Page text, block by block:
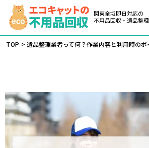
関東全域即日対応の
不用品回収・遺品整
TOP 遺品整理業者って何？作業内容と利用時のポ